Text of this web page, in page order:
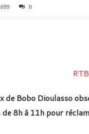
0
de Bobo Dioulasso
8h à 11h pour